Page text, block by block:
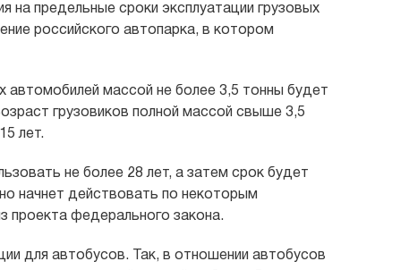
на предельные сроки эксплуатации грузовых
российского автопарка, в котором
автомобилей массой не более 3,5 тонны будет
грузовиков полной массой свыше 3,5
лет.
не более 28 лет, а затем срок будет
начнет действовать по некоторым
проекта федерального закона.
для автобусов. Так, в отношении автобусов